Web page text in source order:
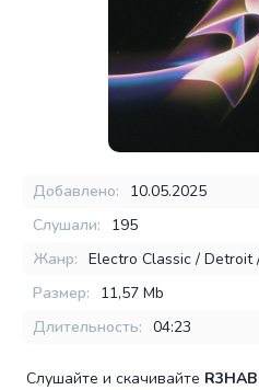
Добавлено:
10.05.2025
Слушали:
195
Жанр: Electro Classic / Detroit
Размер:
11,57 Mb
Длительность: 04:23
Слушайте и скачивайте